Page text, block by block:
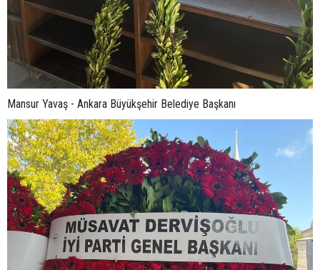
Mansur Yavaş - Ankara Büyükşehir Belediye Başkanı